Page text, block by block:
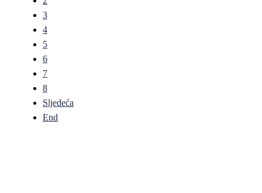
3
4
5
6
7
8
Sljedeća
End